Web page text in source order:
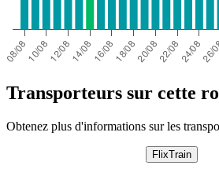
Transporteurs sur cette
Obtenez plus d'informations sur les
FlixTrain